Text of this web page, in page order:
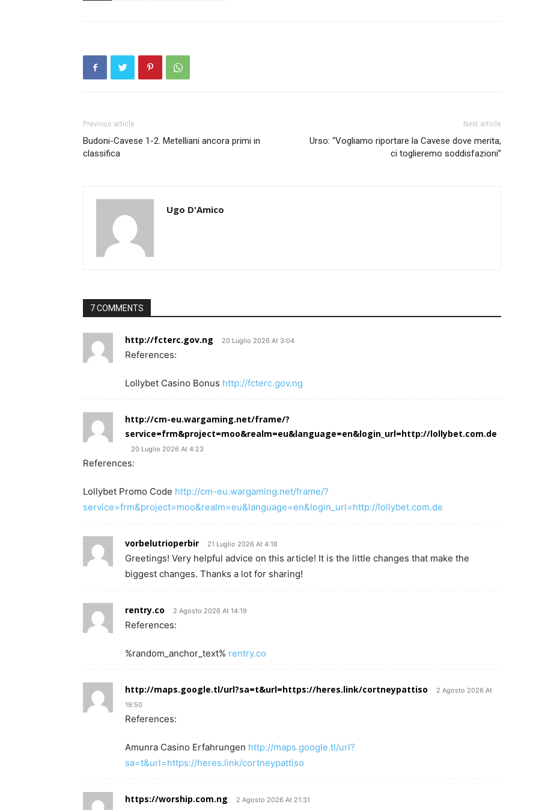
Previous article
Budoni-Cavese 1-2. Metelliani ancora primi in
classifica
Next article
Urso: “Vogliamo riportare la Cavese dove merita,
ci toglieremo soddisfazioni”
Ugo D'Amico
7 COMMENTS
http://fcterc.gov.ng 20 Luglio 2026 At 3:04
References:
Lollybet Casino Bonus http://fcterc.gov.ng
http://cm-eu.wargaming.net/frame/?
service=frm&project=moo&realm=eu&language=en&login_url=http://lollybet.com.de
20 Luglio 2026 At 4:23
References:
Lollybet Promo Code http://cm-eu.wargaming.net/frame/?
service=frm&project=moo&realm=eu&language=en&login_url=http://lollybet.com.de
vorbelutrioperbir 21 Luglio 2026 At 4:18
Greetings! Very helpful advice on this article! It is the little changes that make the
biggest changes. Thanks a lot for sharing!
rentry.co 2 Agosto 2026 At 14:19
References:
%random_anchor_text% rentry.co
http://maps.google.tl/url?sa=t&url=https://heres.link/cortneypattiso
2 Agosto 2026 At
19:50
References:
Amunra Casino Erfahrungen http://maps.google.tl/url?
sa=t&url=https://heres.link/cortneypattiso
https://worship.com.ng 2 Agosto 2026 At 21:31